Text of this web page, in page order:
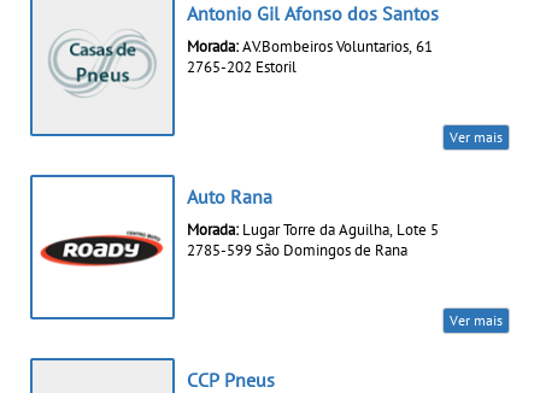
Antonio Gil Afonso dos Santos
Morada:AV.Bombeiros Voluntarios, 61
2765-202 Estoril
Ver mais
Auto Rana
Morada: Lugar Torre da Aguilha, Lote 5
2785-599 São Domingos de Rana
Ver mais
CCP Pneus